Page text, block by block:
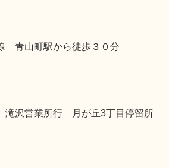
青山町駅から徒歩３０分
沢営業所行 月が丘3丁目停留所